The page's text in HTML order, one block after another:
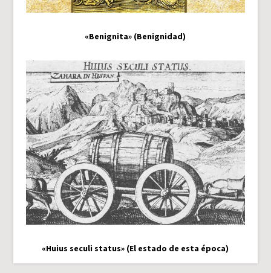
«Benignita» (Benignidad)
«Huius seculi status» (El estado de esta época)